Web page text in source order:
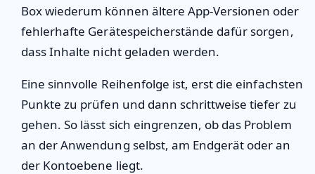
Box wiederum können ältere App-Versionen oder
fehlerhafte Gerätespeicherstände dafür sorgen,
dass Inhalte nicht geladen werden.
Eine sinnvolle Reihenfolge ist, erst die einfachsten
Punkte zu prüfen und dann schrittweise tiefer zu
gehen. So lässt sich eingrenzen, ob das Problem
an der Anwendung selbst, am Endgerät oder an
der Kontoebene liegt.